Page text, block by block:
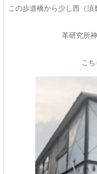
この歩道橋から少し西（
革研究所
こ